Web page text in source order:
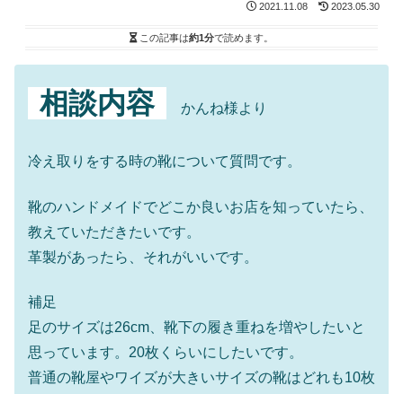
2021.11.08 2023.05.30
この記事は約1分で読めます。
相談内容 かんね様より
冷え取りをする時の靴について質問です。
靴のハンドメイドでどこか良いお店を知っていたら、
教えていただきたいです。
革製があったら、それがいいです。
補足
足のサイズは26cm、靴下の履き重ねを増やしたいと
思っています。20枚くらいにしたいです。
普通の靴屋やワイズが大きいサイズの靴はどれも10枚